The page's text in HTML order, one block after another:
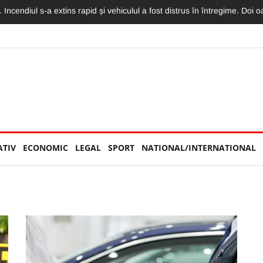
„Nu am văzut niciun echipaj de Poliție sau Jandarmerie”
ECONOMIC LEGAL SPORT NATIONAL/INTERNATIONAL